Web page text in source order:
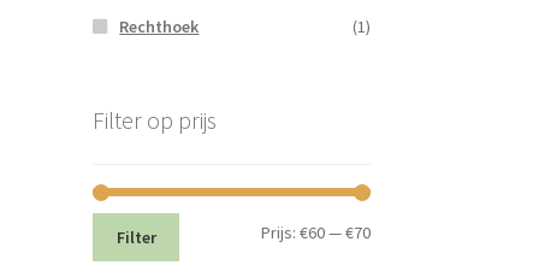
Rechthoek (1)
Filter op prijs
Min.
Max.
Filter Prijs: €60—€70